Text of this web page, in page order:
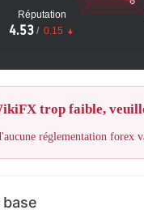
Réputation
4.53 / 0.15
trop faible,
réglementation forex